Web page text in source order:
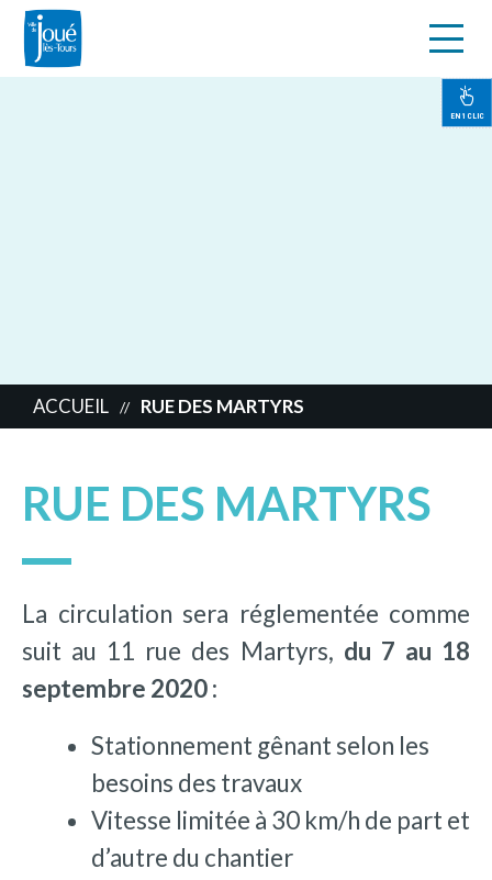
EN 1 CLIC
ACCUEIL // RUE DES MARTYRS
RUE DES MARTYRS
La circulation sera réglementée comme
suit au 11 rue des Martyrs, du 7 au 18
septembre 2020 :
Stationnement gênant selon les
besoins des travaux
Vitesse limitée à 30 km/h de part et
d’autre du chantier